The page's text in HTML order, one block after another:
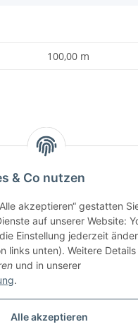
100,00 m
& Co nutzen
akzeptieren“ gestatten
auf unserer Website:
Einstellung jederzeit
links unten). Weitere
und in unserer
.
Alle akzeptieren